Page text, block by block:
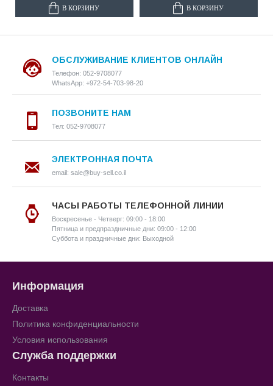
В КОРЗИНУ В КОРЗИНУ
ОБСЛУЖИВАНИЕ КЛИЕНТОВ ОНЛАЙН
Телефон: 052-9708077
WhatsApp: +972-54-703-98-20
ПОЗВОНИТЕ НАМ
Тел: 052-9708077
ЭЛЕКТРОННАЯ ПОЧТА
email: sale@buy-sell.co.il
ЧАСЫ РАБОТЫ ТЕЛЕФОННОЙ ЛИНИИ
Воскресенье - Четверг: 09:00 - 18:00
Пятница и предпраздничные дни: 09:00 - 12:00
Суббота и праздничные дни: Выходной
Информация
Доставка
Политика конфиденциальности
Условия использования
Служба поддержки
Контакты